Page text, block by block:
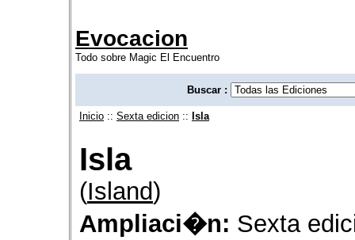
Evocacion
Todo sobre Magic El Encuentro
Buscar :
Inicio :: Sexta edicion :: Isla
Isla
(Island)
Ampliaci�n: Sexta